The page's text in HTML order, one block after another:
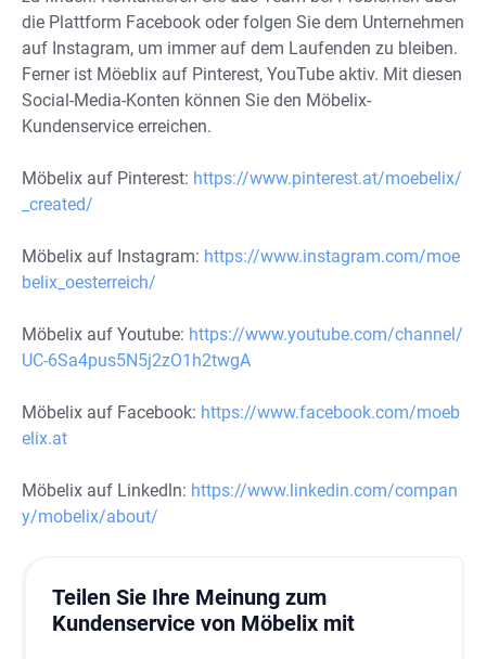
die Plattform Facebook oder folgen Sie dem Unternehmen
auf Instagram, um immer auf dem Laufenden zu bleiben.
Ferner ist Möeblix auf Pinterest, YouTube aktiv. Mit diesen
Social-Media-Konten können Sie den Möbelix-
Kundenservice erreichen.
Möbelix auf Pinterest: https://www.pinterest.at/moebelix/
_created/
Möbelix auf Instagram: https://www.instagram.com/moe
belix_oesterreich/
Möbelix auf Youtube: https://www.youtube.com/channel/
UC-6Sa4pus5N5j2zO1h2twgA
Möbelix auf Facebook: https://www.facebook.com/moeb
elix.at
Möbelix auf Linkedln: https://www.linkedin.com/compan
y/mobelix/about/
Teilen Sie Ihre Meinung zum
Kundenservice von Möbelix mit